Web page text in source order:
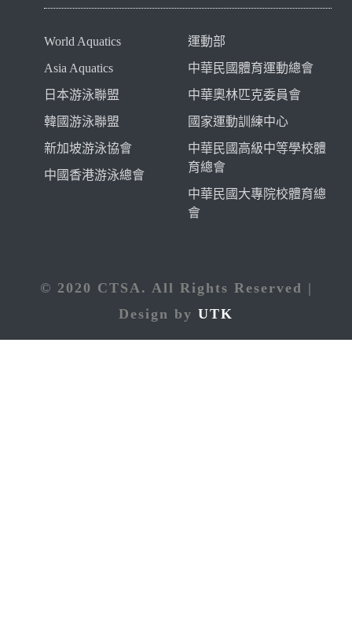
World Aquatics
Asia Aquatics
日本游泳聯盟
韓國游泳聯盟
新加坡游泳協會
中國香港游泳總會
運動部
中華民國體育運動總會
中華奧林匹克委員會
國家運動訓練中心
中華民國高級中等學校體
育總會
中華民國大專院校體育總
會
© 2020 CTSA. All Rights Reserved |
Design by UTK